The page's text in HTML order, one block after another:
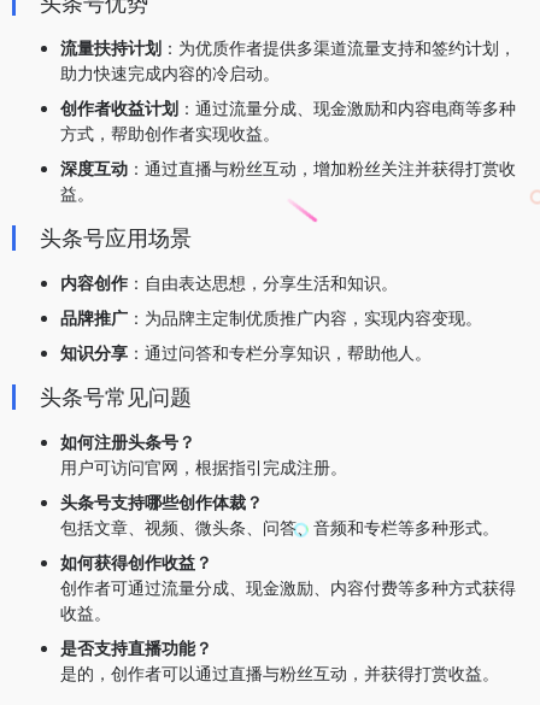
流量扶持计划 ：为优质作者提供多渠道流量支持和签约计划，
助力快速完成内容的冷启动。
创作者收益计划 ：通过流量分成、现金激励和内容电商等多种
方式，帮助创作者实现收益。
深度互动 ：通过直播与粉丝互动，增加粉丝关注并获得打赏收
益。
头条号应用场景
内容创作 ：自由表达思想，分享生活和知识。
品牌推广 ：为品牌主定制优质推广内容，实现内容变现。
知识分享 ：通过问答和专栏分享知识，帮助他人。
头条号常见问题
如何注册头条号？
用户可访问官网，根据指引完成注册。
头条号支持哪些创作体裁？
包括文章、视频、微头条、问答、音频和专栏等多种形式。
如何获得创作收益？
创作者可通过流量分成、现金激励、内容付费等多种方式获得
收益。
是否支持直播功能？
是的，创作者可以通过直播与粉丝互动，并获得打赏收益。